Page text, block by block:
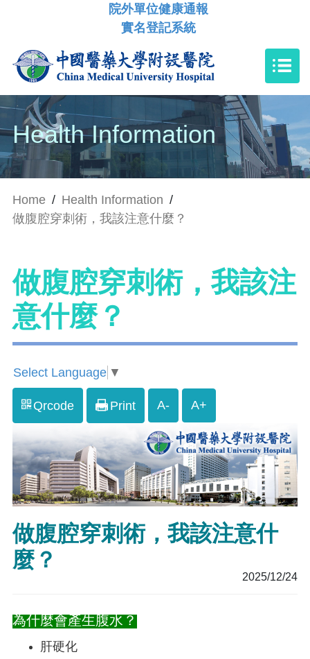
院外單位健康通報
實名登記系統
Health Information
Home / Health Information /
做腹腔穿刺術，我該注意什麼？
做腹腔穿刺術，我該注
意什麼？
Select Language ▼
Qrcode Print A- A+
做腹腔穿刺術，我該注意什
麼？
2025/12/24
為什麼會產生腹水？
肝硬化